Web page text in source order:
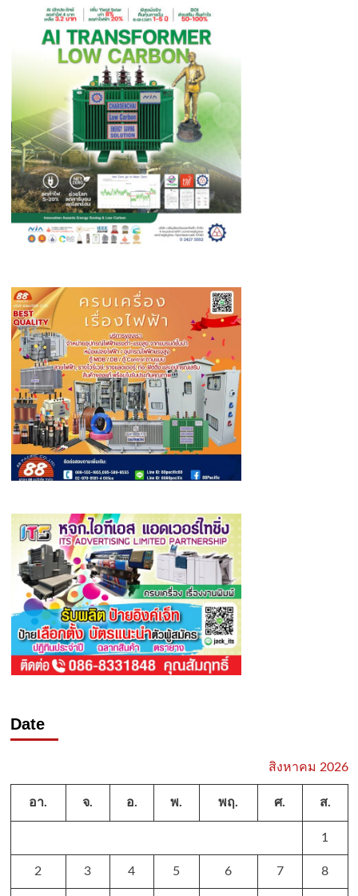
Date
สิงหาคม 2026
อา. จ. อ. พ. พฤ. ศ. ส.
1
2 3 4 5 6 7 8